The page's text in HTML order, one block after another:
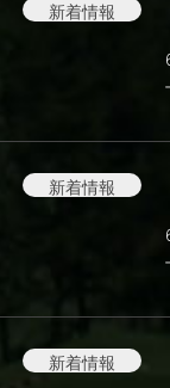
新着情報
新着情報
新着情報